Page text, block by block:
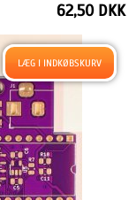
62,50 DKK